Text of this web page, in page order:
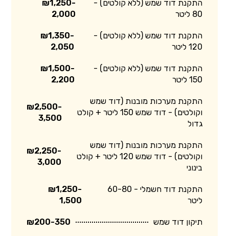
התקנת דוד שמש (ללא קולטים) -
80 ליטר
₪1,250-
2,000
התקנת דוד שמש (ללא קולטים) -
120 ליטר
₪1,350-
2,050
התקנת דוד שמש (ללא קולטים) -
150 ליטר
₪1,500-
2,200
התקנת מערכות מובנות (דוד שמש
וקולטים) - דוד שמש 150 ליטר + קולט
גדול
₪2,500-
3,500
התקנת מערכות מובנות (דוד שמש
וקולטים) - דוד שמש 120 ליטר + קולט
בינוני
₪2,250-
3,000
התקנת דוד חשמלי - 60-80
ליטר
₪1,250-
1,500
תיקון דוד שמש ₪200-350